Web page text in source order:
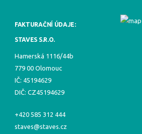
FAKTURAČNÍ ÚDAJE:
STAVES S.R.O.
Hamerská 1116/44b
779 00 Olomouc
IČ: 45194629
DIČ: CZ45194629
+420 585 312 444
staves@staves.cz